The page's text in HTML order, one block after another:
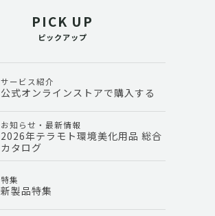
PICK UP
ピックアップ
サービス紹介
公式オンラインストアで購入する
お知らせ・最新情報
2026年テラモト環境美化用品 総合
カタログ
特集
新製品特集